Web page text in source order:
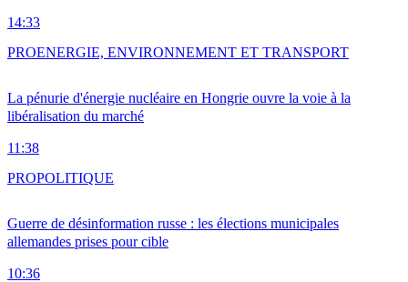
14:33
La pénurie d'énergie nucléaire en Hongrie ouvre la voie à la
libéralisation du marché
11:38
PROENERGIE, ENVIRONNEMENT ET TRANSPORT
Guerre de désinformation russe : les élections municipales
allemandes prises pour cible
10:36
PROPOLITIQUE